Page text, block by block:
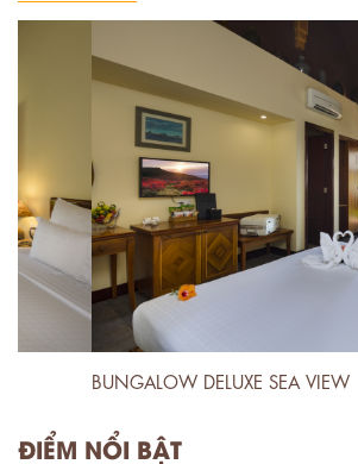
BUNGALOW DELUXE SEA VIEW
ĐIỂM NỔI BẬT